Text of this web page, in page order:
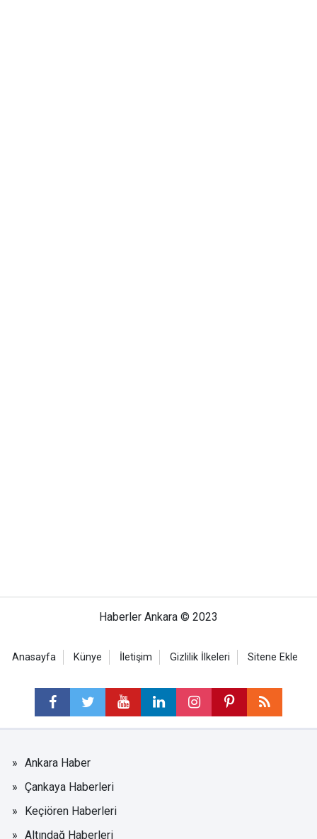
Haberler Ankara © 2023
Anasayfa Künye İletişim Gizlilik İlkeleri Sitene Ekle
Ankara Haber
Çankaya Haberleri
Keçiören Haberleri
Altındağ Haberleri